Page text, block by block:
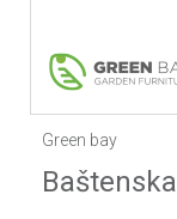
1 2 3 4
Green bay